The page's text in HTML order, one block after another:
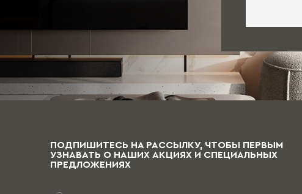
ПОДПИШИТЕСЬ НА РАССЫЛКУ, ЧТОБЫ ПЕРВЫМ
УЗНАВАТЬ О НАШИХ АКЦИЯХ И СПЕЦИАЛЬНЫХ
ПРЕДЛОЖЕНИЯХ